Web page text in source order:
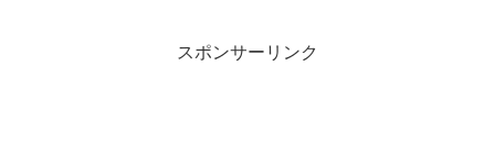
スポンサーリンク